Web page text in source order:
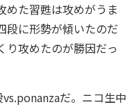
めた習甦は攻めがうま
段に形勢が傾いたのだ
り攻めたのが勝因だっ
だ。ニコ生中